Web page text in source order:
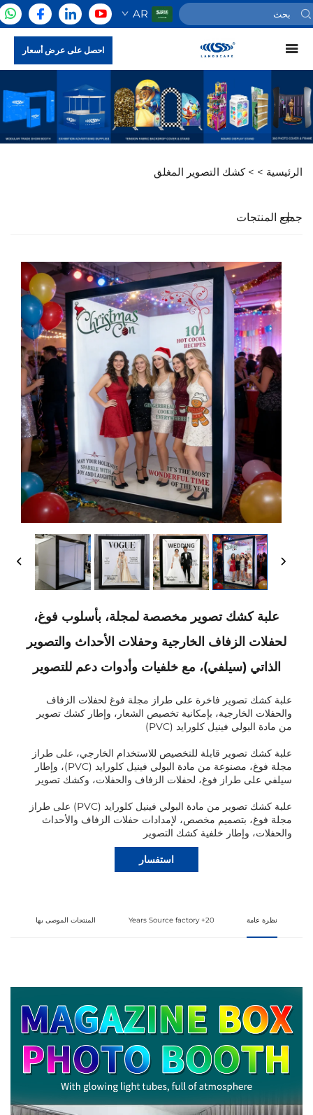
AR
احصل على عرض أسعار
الرئيسية > > كشك التصوير المغلق
جميع المنتجات
علبة كشك تصوير مخصصة لمجلة، بأسلوب فوغ،
لحفلات الزفاف الخارجية وحفلات الأحداث والتصوير
الذاتي (سيلفي)، مع خلفيات وأدوات دعم للتصوير
علبة كشك تصوير فاخرة على طراز مجلة فوغ لحفلات الزفاف
والحفلات الخارجية، بإمكانية تخصيص الشعار، وإطار كشك تصوير
من مادة البولي فينيل كلورايد (PVC)
علبة كشك تصوير قابلة للتخصيص للاستخدام الخارجي، على طراز
مجلة فوغ، مصنوعة من مادة البولي فينيل كلورايد (PVC)، وإطار
سيلفي على طراز فوغ، لحفلات الزفاف والحفلات، وكشك تصوير
علبة كشك تصوير من مادة البولي فينيل كلورايد (PVC) على طراز
مجلة فوغ، بتصميم مخصص، لإمدادات حفلات الزفاف والأحداث
والحفلات، وإطار خلفية كشك التصوير
استفسار
نظرة عامة 20+ Years Source factory المنتجات الموصى بها